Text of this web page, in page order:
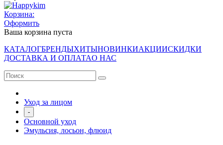
Корзина:
Оформить
Ваша корзина пуста
КАТАЛОГБРЕНДЫХИТЫНОВИНКИАКЦИИСКИДКИ
ДОСТАВКА И ОПЛАТАО НАС
Уход за лицом
-
Основной уход
Эмульсия, лосьон, флюид